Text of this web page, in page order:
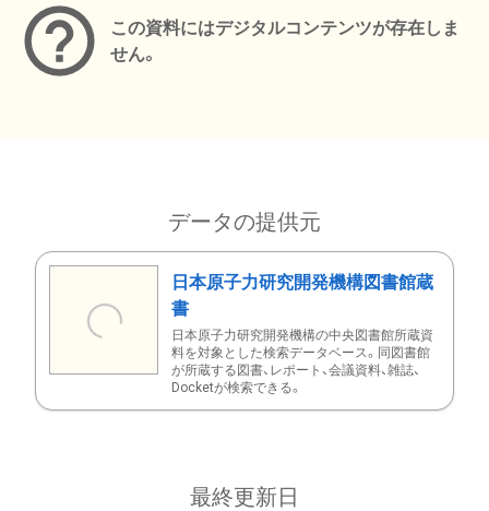
この資料にはデジタルコンテンツが存在しま
せん。
データの提供元
日本原子力研究開発機構図書館蔵
書
日本原子力研究開発機構の中央図書館所蔵資
料を対象とした検索データベース。同図書館
が所蔵する図書、レポート、会議資料、雑誌、
Docketが検索できる。
最終更新日